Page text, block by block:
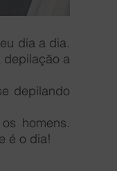
dia a dia.
depilação a
depilando
homens.
é o dia!